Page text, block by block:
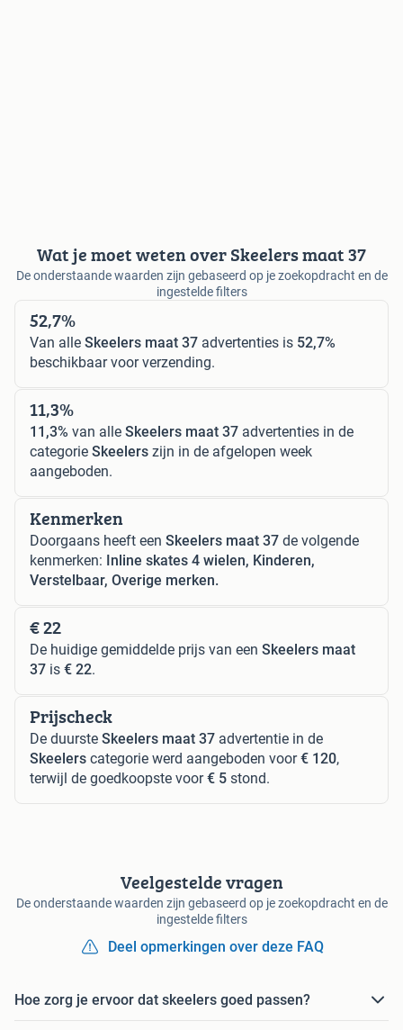
Wat je moet weten over Skeelers maat 37
De onderstaande waarden zijn gebaseerd op je zoekopdracht en de
ingestelde filters
52,7%
Van alle Skeelers maat 37 advertenties is 52,7%
beschikbaar voor verzending.
11,3%
11,3% van alle Skeelers maat 37 advertenties in de
categorie Skeelers zijn in de afgelopen week
aangeboden.
Kenmerken
Doorgaans heeft een Skeelers maat 37 de volgende
kenmerken: Inline skates 4 wielen, Kinderen,
Verstelbaar, Overige merken.
€ 22
De huidige gemiddelde prijs van een Skeelers maat
37 is € 22.
Prijscheck
De duurste Skeelers maat 37 advertentie in de
Skeelers categorie werd aangeboden voor€ 120,
terwijl de goedkoopste voor€ 5 stond.
Veelgestelde vragen
De onderstaande waarden zijn gebaseerd op je zoekopdracht en de
ingestelde filters
Deel opmerkingen over deze FAQ
Hoe zorg je ervoor dat skeelers goed passen?